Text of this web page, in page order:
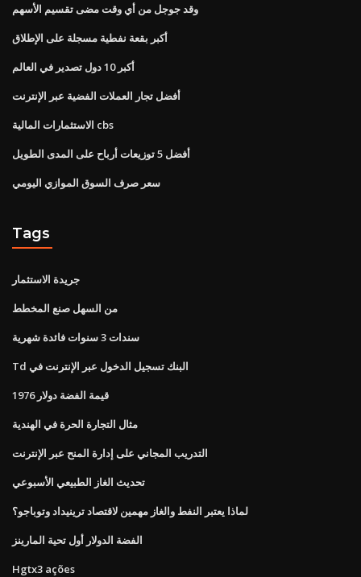
وقد جوجل من أي وقت مضى تقسيم الأسهم
أكبر بقعة نفطية مسجلة على الإطلاق
أكبر 10 دول تصدير في العالم
أفضل تجار العملات الفضية عبر الإنترنت
الاستثمارات المالية cbs
أفضل 5 توزيعات أرباح على المدى الطويل
سعر صرف السوق الموازي اليومي
Tags
جريدة الاستثمار
من السهل صنع المخطط
سندات 3 سنوات فائدة شهرية
Td البنك تسجيل الدخول عبر الإنترنت في
قيمة الفضة دولار 1976
مثال التجارة الحرة في الهندية
التدريب المجاني على إدارة المنح عبر الإنترنت
تحديث الغاز الطبيعي الأسبوعي
لماذا يعتبر النفط والغاز مهمين لاقتصاد ترينيداد وتوباجو؟
الفضة الدولار أول تحية المارينز
Hgtx3 ações